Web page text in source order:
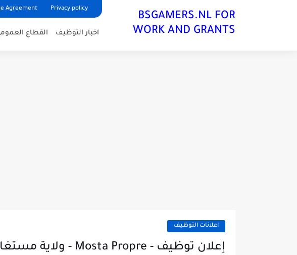
Privacy policy
Agreement
BSGAMERS.NL FOR
WORK AND GRANTS
اخبار التوظيف القطاع
اعلانات التوظيف
إعلان توظيف - Mosta Propre - ولاية مستغانم